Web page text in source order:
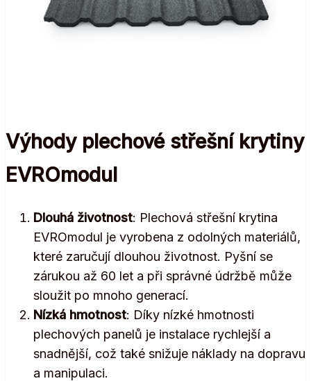
Výhody plechové střešní krytiny
EVROmodul
Dlouhá životnost: Plechová střešní krytina
EVROmodul je vyrobena z odolných materiálů,
které zaručují dlouhou životnost. Pyšní se
zárukou až 60 let a při správné údržbě může
sloužit po mnoho generací.
Nízká hmotnost: Díky nízké hmotnosti
plechových panelů je instalace rychlejší a
snadnější, což také snižuje náklady na dopravu
a manipulaci.